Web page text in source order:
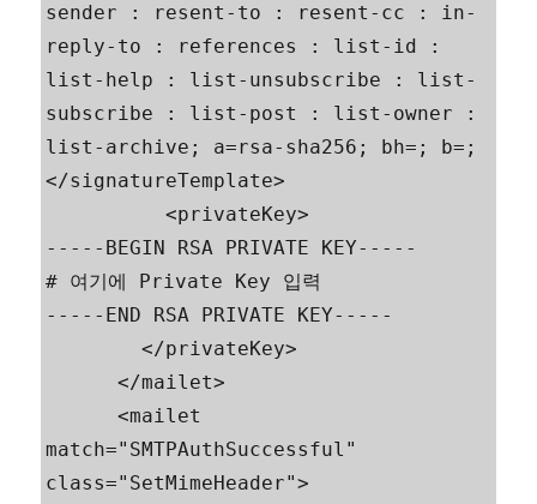
sender : resent-to : resent-cc : in-
reply-to : references : list-id :
list-help : list-unsubscribe : list-
subscribe : list-post : list-owner :
list-archive; a=rsa-sha256; bh=; b=;
</signatureTemplate>
          <privateKey>
-----BEGIN RSA PRIVATE KEY-----
# 여기에 Private Key 입력
-----END RSA PRIVATE KEY-----
        </privateKey>
      </mailet>
      <mailet
match="SMTPAuthSuccessful"
class="SetMimeHeader">